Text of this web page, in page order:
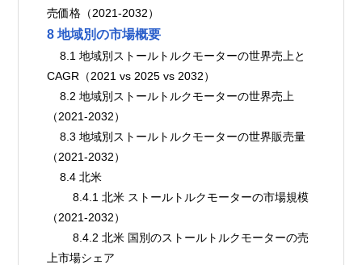
売価格（2021-2032）
8 地域別の市場概要
    8.1 地域別ストールトルクモーターの世界売上と
CAGR（2021 vs 2025 vs 2032）
    8.2 地域別ストールトルクモーターの世界売上
（2021-2032）
    8.3 地域別ストールトルクモーターの世界販売量
（2021-2032）
    8.4 北米
        8.4.1 北米 ストールトルクモーターの市場規模
（2021-2032）
        8.4.2 北米 国別のストールトルクモーターの売
上市場シェア